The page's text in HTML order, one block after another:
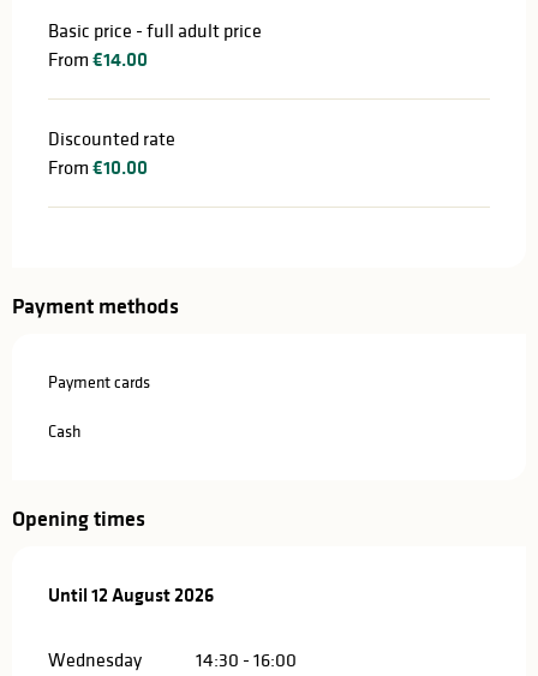
Basic price - full adult price
From €14.00
Discounted rate
From €10.00
Payment methods
Payment cards
Cash
Opening times
From15 July 2026until
Until12 August 2026
Wednesday 14:30 - 16:00